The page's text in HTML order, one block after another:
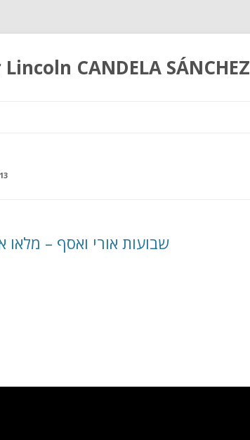
CANDELA SÁNCHEZ
שבועות אורי ואסף – מלאו